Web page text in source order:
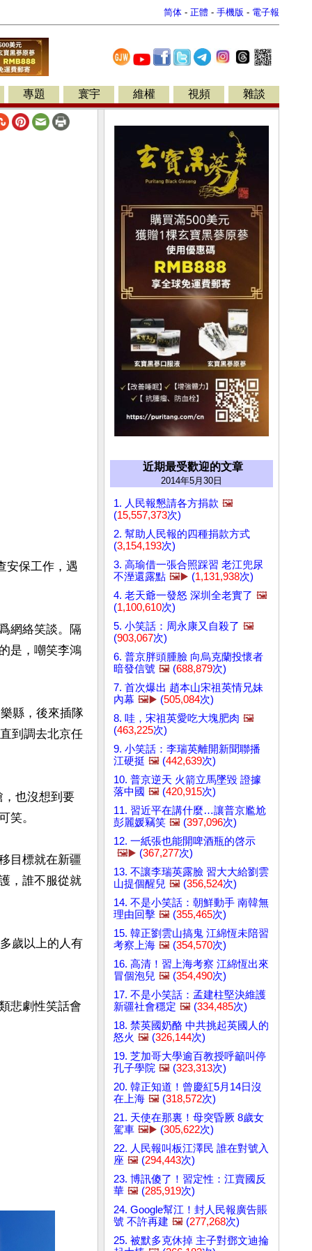
简体 - 正體 - 手機版 - 電子報
專題 寰宇 維權 視頻 雜談
安保工作，遇
網絡笑談。隔
是，嘲笑李鴻
縣，後來插隊
到調去北京任
也沒想到要
笑。
目標就在新疆
，誰不服從就
歲以上的人有
悲劇性笑話會
近期最受歡迎的文章
2014年5月30日
1. 人民報懇請各方捐款 🖼️
(15,557,373次)
2. 幫助人民報的四種捐款方式
(3,154,193次)
3. 高瑜借一張合照踩習 老江兜尿
不溼還露點 🖼️▶️ (1,131,938次)
4. 老天爺一發怒 深圳全老實了 🖼️
(1,100,610次)
5. 小笑話：周永康又自殺了 🖼️
(903,067次)
6. 普京胖頭腫臉 向烏克蘭投懷者
暗發信號 🖼️ (688,879次)
7. 首次爆出 趙本山宋祖英情兄妹
內幕 🖼️▶️ (505,084次)
8. 哇，宋祖英愛吃大塊肥肉 🖼️
(463,225次)
9. 小笑話：李瑞英離開新聞聯播
江硬挺 🖼️ (442,639次)
10. 普京逆天 火箭立馬墜毀 證據
落中國 🖼️ (420,915次)
11. 習近平在講什麼…讓普京尷尬
彭麗媛竊笑 🖼️ (397,096次)
12. 一紙張也能開啤酒瓶的啓示
🖼️▶️ (367,277次)
13. 不讓李瑞英露臉 習大大給劉雲
山提個醒兒 🖼️ (356,524次)
14. 不是小笑話：朝鮮動手 南韓無
理由回擊 🖼️ (355,465次)
15. 韓正劉雲山搞鬼 江綿恆未陪習
考察上海 🖼️ (354,570次)
16. 高清！習上海考察 江綿恆出來
冒個泡兒 🖼️ (354,490次)
17. 不是小笑話：孟建柱堅決維護
新疆社會穩定 🖼️ (334,485次)
18. 禁英國奶酪 中共挑起英國人的
怒火 🖼️ (326,144次)
19. 芝加哥大學逾百教授呼籲叫停
孔子學院 🖼️ (323,313次)
20. 韓正知道！曾慶紅5月14日沒
在上海 🖼️ (318,572次)
21. 天使在那裏！母突昏厥 8歲女
駕車 🖼️▶️ (305,622次)
22. 人民報叫板江澤民 誰在對號入
座 🖼️ (294,443次)
23. 博訊傻了！習定性：江賣國反
華 🖼️ (285,919次)
24. Google幫江！封人民報廣告賬
號 不許再建 🖼️ (277,268次)
25. 被默多克休掉 主子對鄧文迪掄